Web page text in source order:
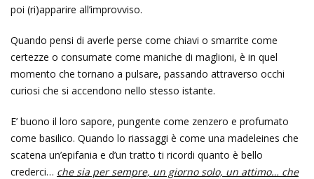
poi (ri)apparire all’improvviso.
Quando pensi di averle perse come chiavi o smarrite come
certezze o consumate come maniche di maglioni, è in quel
momento che tornano a pulsare, passando attraverso occhi
curiosi che si accendono nello stesso istante.
E’ buono il loro sapore, pungente come zenzero e profumato
come basilico. Quando lo riassaggi è come una madeleines che
scatena un’epifania e d’un tratto ti ricordi quanto è bello
crederci… che sia per sempre, un giorno solo, un attimo… che